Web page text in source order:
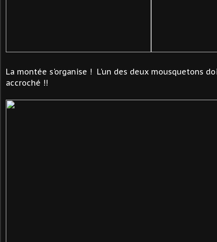
La montée s'organise ! L'un des deux mousquetons
accroché !!